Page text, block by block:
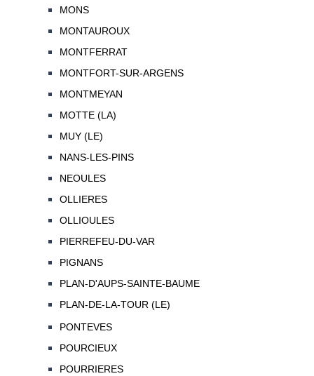
MONS
MONTAUROUX
MONTFERRAT
MONTFORT-SUR-ARGENS
MONTMEYAN
MOTTE (LA)
MUY (LE)
NANS-LES-PINS
NEOULES
OLLIERES
OLLIOULES
PIERREFEU-DU-VAR
PIGNANS
PLAN-D'AUPS-SAINTE-BAUME
PLAN-DE-LA-TOUR (LE)
PONTEVES
POURCIEUX
POURRIERES